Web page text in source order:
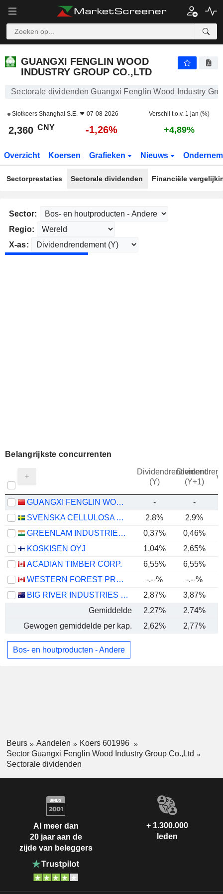
GUANGXI FENGLIN WOOD
INDUSTRY GROUP CO.,LTD
Sectorale dividenden Guangxi Fenglin Wood Industry
Slotkoers Shanghai S.E. 07-08-2026 Verschil t.o.v. 1 jan (%)
2,360 CNY -1,26% +4,89%
Overzicht Koersen Grafieken Nieuws
Sectorprestaties Sectorale dividenden Financiële
Sector:
Regio:
X-as:
Belangrijkste concurrenten
Dividendrendement
(Y)
(Y+1)
GUANGXI FENGLIN WOOD INDUSTRY GROUP CO.,LTD -
-
SVENSKA CELLULOSA AKTIEBOLAGET SCA
2,8% 2,9%
GREENLAM INDUSTRIES LIMITED
0,37% 0,46%
KOSKISEN OYJ
1,04% 2,65%
ACADIAN TIMBER CORP.
6,55% 6,55%
WESTERN FOREST PRODUCTS INC.
-.--%
-.--%
BIG RIVER INDUSTRIES LIMITED
2,87% 3,87%
Gemiddelde
2,27% 2,74%
Gewogen gemiddelde per kap.
2,62% 2,77%
Bos- en houtproducten - Andere
Beurs Aandelen
Koers 601996
Sector Guangxi Fenglin Wood Industry Group Co.,Ltd
Sectorale dividenden
Al meer dan
20 jaar aan de
zijde van beleggers
+ 1.300.000
leden